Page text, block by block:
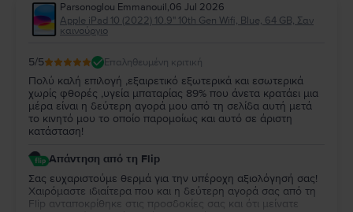
Parsonoglou Emmanouil,06 Jul 2026
Apple iPad 10 (2022) 10.9" 10th Gen Wifi, Blue, 64 GB, Σαν
καινούργιο
5/5 Επαληθευμένη κριτική
Πολύ καλή επιλογή ,εξαιρετικό εξωτερικά και εσωτερικά
χωρίς φθορές ,υγεία μπαταρίας 89% που άνετα κρατάει μια
μέρα είναι η δεύτερη αγορά μου από τη σελίδα αυτή μετά
το κινητό μου το οποίο παρομοίως και αυτό σε άριστη
κατάσταση!
Απάντηση από τη Flip
Σας ευχαριστούμε θερμά για την υπέροχη αξιολόγησή σας!
Χαιρόμαστε ιδιαίτερα που και η δεύτερη αγορά σας από τη
Flip ανταποκρίθηκε στις προσδοκίες σας και ότι μείνατε